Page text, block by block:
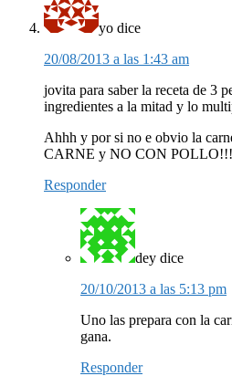
yo dice
20/08/2013 a las 1:43 am
jovita para saber la receta de 3
ingredientes a la mitad y lo
Ahhh y por si no e obvio la
CARNE y NO CON
Responder
dey dice
20/10/2013 a las 5:13 pm
Uno las prepara con la
gana.
Responder